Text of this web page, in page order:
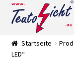
Zur
Navigation
springen
Springe
zum
Startseite
LED“